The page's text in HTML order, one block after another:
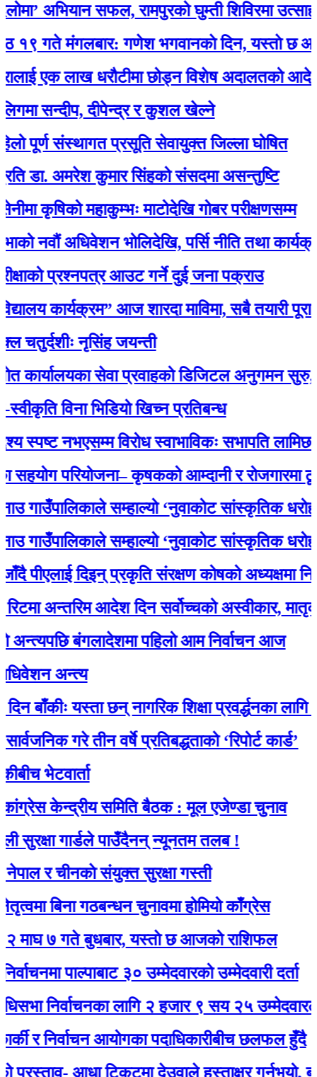
सफल, रामपुरको घुम्ती शिविरमा उत्साहजनक
मंगलबार: गणेश भगवानकाे दिन, यस्ताे छ आजको
एक लाख धरौटीमा छोड्न विशेष अदालतको आदेश
सन्दीप, दीपेन्द्र र कुशल खेल्ने
संस्थागत प्रसूति सेवायुक्त जिल्ला घोषित
अमरेश कुमार सिंहको संसदमा असन्तुष्टि
महाकुम्भः माटोदेखि गोबर परीक्षणसम्म
अधिवेशन भोलिदेखि, पर्सि नीति तथा कार्यक्रम
प्रश्नपत्र आउट गर्ने दुई जना पक्राउ
कार्यक्रम” आज शारदा माविमा, सबै तयारी पूरा
नृसिंह जयन्ती
सेवा प्रवाहको डिजिटल अनुगमन सुरु, मन्त्री
विना भिडियो खिच्न प्रतिबन्ध
नभएसम्म विरोध स्वाभाविकः सभापति लामिछाने
परियोजना– कृषकको आम्दानी र रोजगारमा ठूलो
सम्हाल्यो ‘नुवाकोट सांस्कृतिक धरोहर
सम्हाल्यो ‘नुवाकोट सांस्कृतिक धरोहर
दिइन् प्रकृति संरक्षण कोषको अध्यक्षमा नियुक्ति
अन्तरिम आदेश दिन सर्वोच्चको अस्वीकार, मातृका
बंगलादेशमा पहिलो आम निर्वाचन आज
अन्त्य
यस्ता छन् नागरिक शिक्षा प्रवर्द्धनका लागि स्रोत
गरे तीन वर्षे प्रतिबद्धताको ‘रिपोर्ट कार्ड’
केन्द्रीय समिति बैठक : मूल एजेण्डा चुनाव
गार्डले पाउँदैनन् न्यूनतम तलब !
र चीनकाे संयुक्त सुरक्षा गस्ती
बिना गठबन्धन चुनावमा होमियो काँग्रेस
गते बुधबार, यस्ताे छ आजको राशिफल
पाल्पाबाट ३० उम्मेदवारको उम्मेदवारी दर्ता
निर्वाचनका लागि २ हजार ९ सय २५ उम्मेदवारले
निर्वाचन आयोगका पदाधिकारीबीच छलफल हुँदै
आधा टिकटमा देउवाले हस्ताक्षर गर्नुभयो, बाँकी